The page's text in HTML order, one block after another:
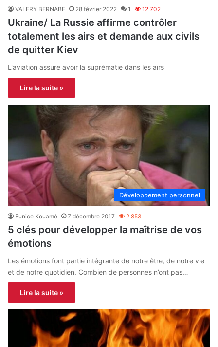
VALERY BERNABE 28 février 2022 1 12 702
Ukraine/ La Russie affirme contrôler
totalement les airs et demande aux civils
de quitter Kiev
L'aviation assure avoir la suprématie dans les airs
Lire la suite »
Développement personnel
Eunice Kouamé 7 décembre 2017 2 853
5 clés pour développer la maîtrise de vos
émotions
Les émotions font partie intégrante de notre être, de notre vie
et de notre quotidien. Combien de personnes n’ont pas…
Lire la suite »